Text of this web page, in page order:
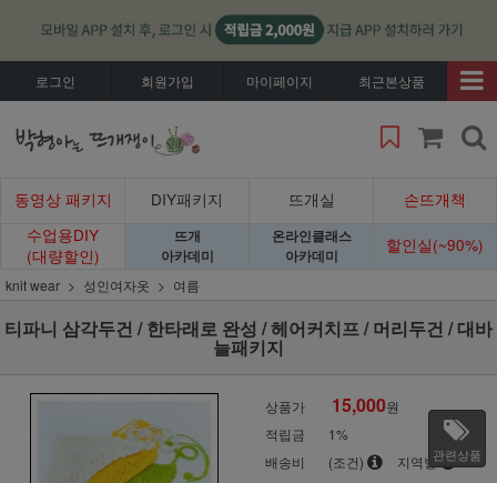
로그인 회원가입 마이페이지 최근본상품
동영상 패키지 DIY패키지 뜨개실
손뜨개책
수업용DIY
(대량할인)
뜨개
아카데미
온라인클래스
아카데미
할인실(~90%)
knit wear 성인여자옷 여름
티파니 삼각두건 / 한타래로 완성 / 헤어커치프 / 머리두건 / 대바
늘패키지
상품가 15,000원
적립금
1%
배송비
(조건) 지역별관련상품